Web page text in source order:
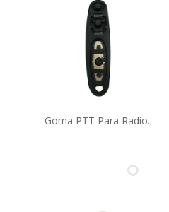
Goma PTT Para Radio...